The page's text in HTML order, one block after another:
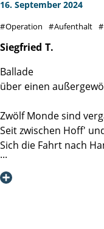
an das Team Station 4
16. September 2024
Operation Aufenthalt
Siegfried T.
Ballade
über einen
Zwölf Monde sind
Seit zwischen Hoff'
Sich die Fahrt nach
Wo ich bei den
Dort galt es eine